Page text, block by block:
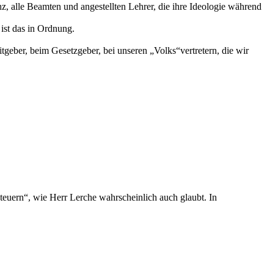
alle Beamten und angestellten Lehrer, die ihre Ideologie während
das in Ordnung.
beim Gesetzgeber, bei unseren „Volks“vertretern, die wir
wie Herr Lerche wahrscheinlich auch glaubt. In